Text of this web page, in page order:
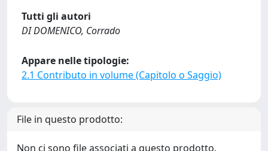
Tutti gli autori
DI DOMENICO, Corrado
Appare nelle tipologie:
2.1 Contributo in volume (Capitolo o Saggio)
File in questo prodotto:
Non ci sono file associati a questo prodotto.